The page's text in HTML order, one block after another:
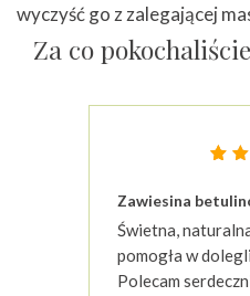
wyczyść go z zalegającej
Za co
na
Zawiesina
Świetna,
pomogła w
Polecam